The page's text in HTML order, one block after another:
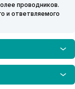
проводников.
и ответвляемого